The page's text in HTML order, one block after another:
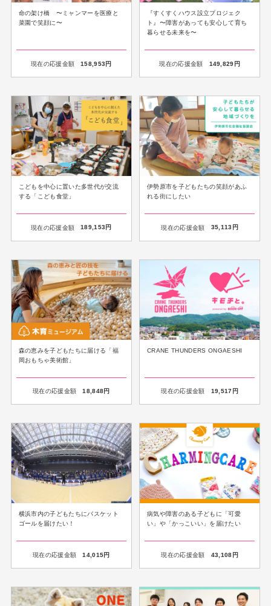
命の架け橋 〜ミャンマーを医療と
菜園で笑顔に〜
現在の応援金額 158,953円
『すくすくハウス設立プロジェク
ト』〜障害があっても安心して育ち
暮らせる未来を〜
現在の応援金額 149,829 円
こどもを中心に置いた多世代が交流
する「こども食堂」
現在の応援金額 189,153円
伊勢原市を子どもたちの笑顔があふ
れる街にしたい
現在の応援金額 35,113 円
森の恵みを子どもたちに届ける「福
岡おもちゃ美術館」
現在の応援金額 18,848円
CRANE THUNDERS ONGAESHI
現在の応援金額 19,517 円
横浜市内の子どもたちにバスケット
ゴールを届けたい！
現在の応援金額 14,015円
病気や障害のある子どもに「可愛
い」や「かっこいい」を届けたい
現在の応援金額 43,108 円